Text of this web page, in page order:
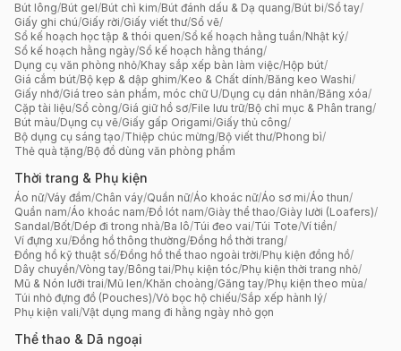
Bút lông/Bút gel/Bút chì kim/Bút đánh dấu & Dạ quang/Bút bi/Sổ tay/
Giấy ghi chú/Giấy rời/Giấy viết thư/Sổ vẽ/
Sổ kế hoạch học tập & thói quen/Sổ kế hoạch hằng tuần/Nhật ký/
Sổ kế hoạch hằng ngày/Sổ kế hoạch hằng tháng/
Dụng cụ văn phòng nhỏ/Khay sắp xếp bàn làm việc/Hộp bút/
Giá cắm bút/Bộ kẹp & dập ghim/Keo & Chất dính/Băng keo Washi/
Giấy nhớ/Giá treo sản phẩm, móc chữ U/Dụng cụ dán nhãn/Băng xóa/
Cặp tài liệu/Sổ còng/Giá giữ hồ sơ/File lưu trữ/Bộ chỉ mục & Phân trang/
Bút màu/Dụng cụ vẽ/Giấy gấp Origami/Giấy thủ công/
Bộ dụng cụ sáng tạo/Thiệp chúc mừng/Bộ viết thư/Phong bì/
Thẻ quà tặng/Bộ đồ dùng văn phòng phẩm
Thời trang & Phụ kiện
Áo nữ/Váy đầm/Chân váy/Quần nữ/Áo khoác nữ/Áo sơ mi/Áo thun/
Quần nam/Áo khoác nam/Đồ lót nam/Giày thể thao/Giày lười (Loafers)/
Sandal/Bốt/Dép đi trong nhà/Ba lô/Túi đeo vai/Túi Tote/Ví tiền/
Ví đựng xu/Đồng hồ thông thường/Đồng hồ thời trang/
Đồng hồ kỹ thuật số/Đồng hồ thể thao ngoài trời/Phụ kiện đồng hồ/
Dây chuyền/Vòng tay/Bông tai/Phụ kiện tóc/Phụ kiện thời trang nhỏ/
Mũ & Nón lưỡi trai/Mũ len/Khăn choàng/Găng tay/Phụ kiện theo mùa/
Túi nhỏ đựng đồ (Pouches)/Vỏ bọc hộ chiếu/Sắp xếp hành lý/
Phụ kiện vali/Vật dụng mang đi hằng ngày nhỏ gọn
Thể thao & Dã ngoại